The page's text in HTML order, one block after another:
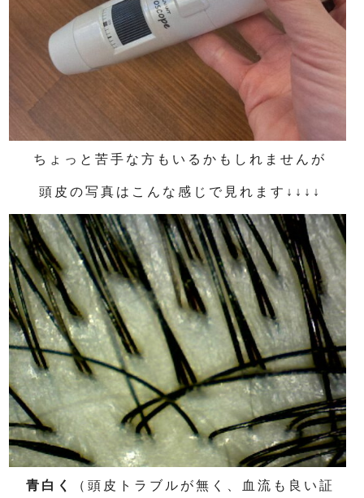
ちょっと苦手な方もいるかもしれませんが
頭皮の写真はこんな感じで見れます↓↓↓↓
青白く
（頭皮トラブルが無く、血流も良い証